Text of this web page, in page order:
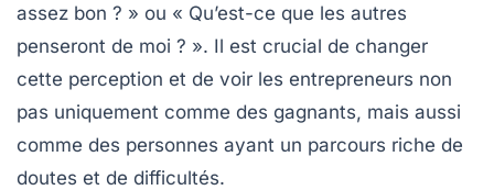
assez bon ? » ou « Qu’est-ce que les autres
penseront de moi ? ». Il est crucial de changer
cette perception et de voir les entrepreneurs non
pas uniquement comme des gagnants, mais aussi
comme des personnes ayant un parcours riche de
doutes et de difficultés.